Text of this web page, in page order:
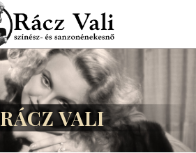
RÁCZ VALI